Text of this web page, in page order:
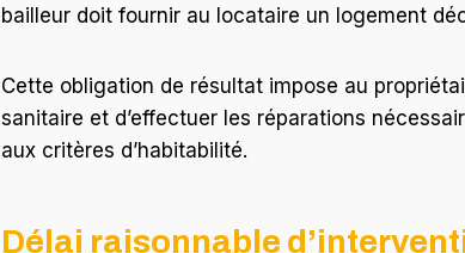
bailleur doit fournir au locataire un logement
Cette obligation de résultat impose au
sanitaire et d’effectuer les réparations
aux critères d’habitabilité.
Délai raisonnable